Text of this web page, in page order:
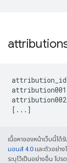
เนื้อหาของหน้าเว็บนี้ได้
มอนส์ 4.0 และตัวอย่าง
ระบุไว้เป็นอย่างอื่น โปร